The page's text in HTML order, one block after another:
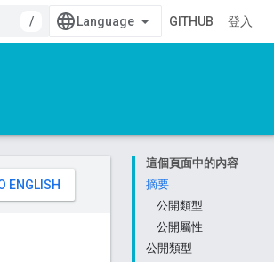
/ GITHUB 登入
這個頁面中的內容
摘要
公開類型
公開屬性
公開類型